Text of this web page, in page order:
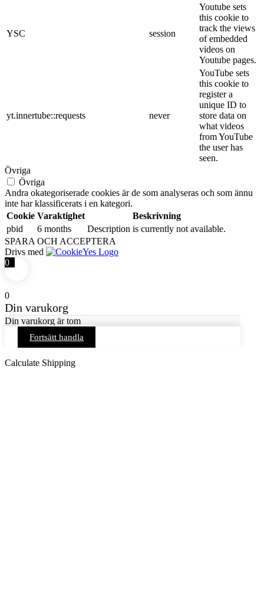
YSC session
Youtube sets
this cookie to
track the views
of embedded
videos on
Youtube pages.
yt.innertube::requests never
YouTube sets
this cookie to
register a
unique ID to
store data on
what videos
from YouTube
the user has
seen.
Övriga
Övriga
Andra okategoriserade cookies är de som analyseras och som ännu
inte har klassificerats i en kategori.
Cookie Varaktighet
Beskrivning
pbid
6 months
Description is currently not available.
SPARA OCH ACCEPTERA
Drivs med
0
0
Din varukorg
Din varukorg är tom
Fortsätt handla
Calculate Shipping